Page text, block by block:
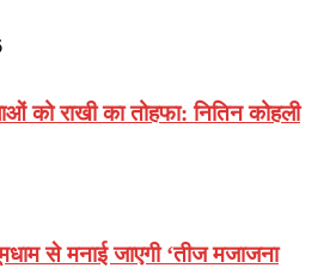
को राखी का तोहफा: नितिन कोहली
से मनाई जाएगी ‘तीज मजाजना